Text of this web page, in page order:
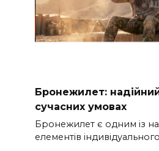
Бронежилет:
сучасних умовах
Бронежилет є одним із
елементів індивідуального